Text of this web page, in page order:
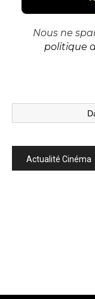
Nous ne
politique
Actualité Cinéma